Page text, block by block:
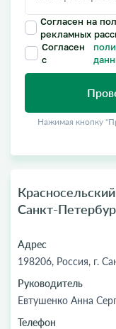
Согласен на
рекламных
Согласен
с
Нажимая кнопку
Санкт-
Адрес
198206, Россия, г.
Руководитель
Евтушенко Анна
Телефон